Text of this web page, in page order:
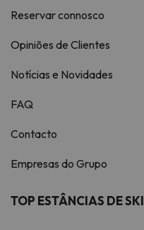
Reservar connosco
Opiniões de Clientes
Notícias e Novidades
FAQ
Contacto
Empresas do Grupo
TOP ESTÂNCIAS DE SKI